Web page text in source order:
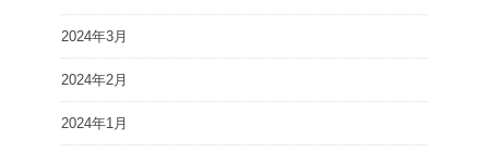
2024年3月
2024年2月
2024年1月